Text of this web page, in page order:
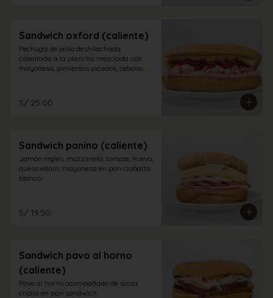
Sandwich oxford (caliente)
Pechuga de pollo deshilachada
calentada a la plancha mezclada con
mayonesa, pimientos picados, cebolla,
S/ 25.00
Sandwich panino (caliente)
Jamón inglés, mozzarella, tomate, huevo,
queso edam, mayonesa en pan ciabatta
blanco.
S/ 19.50
Sandwich pavo al horno
(caliente)
Pavo al horno acompañado de salsa
criolla en pan sandwich.